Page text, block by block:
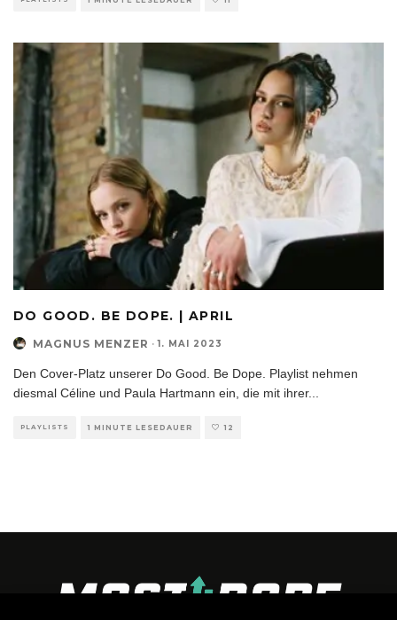
DO GOOD. BE DOPE. | APRIL
MAGNUS MENZER · 1. MAI 2023
Den Cover-Platz unserer Do Good. Be Dope. Playlist nehmen
diesmal Céline und Paula Hartmann ein, die mit ihrer...
PLAYLISTS 1 MINUTE LESEDAUER 12